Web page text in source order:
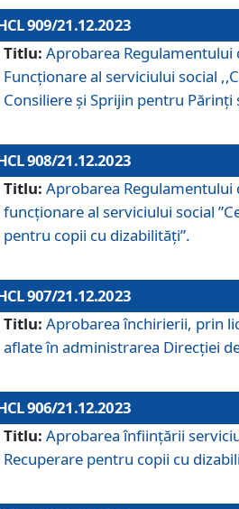
909/21.12.2023
Titlu: Aprobarea Regulamentului
Funcționare al serviciului social
Consiliere şi Sprijin pentru Părinţi
908/21.12.2023
Titlu: Aprobarea Regulamentului
funcţionare al serviciului social
pentru copii cu dizabilități”.
907/21.12.2023
Titlu: Aprobarea închirierii, prin
aflate în administrarea Direcției
906/21.12.2023
Titlu: Aprobarea înființării
Recuperare pentru copii cu